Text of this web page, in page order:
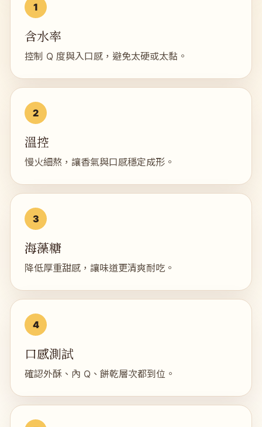
含水率
控制 Q 度與入口感，避免太硬或太黏。
溫控
慢火細熬，讓香氣與口感穩定成形。
海藻糖
降低厚重甜感，讓味道更清爽耐吃。
口感測試
確認外酥、內 Q、餅乾層次都到位。